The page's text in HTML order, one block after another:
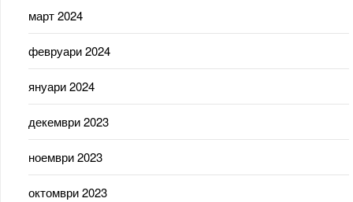
март 2024
февруари 2024
януари 2024
декември 2023
ноември 2023
октомври 2023